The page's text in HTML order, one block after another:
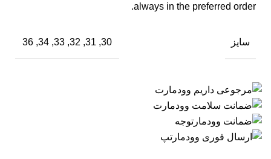
always in the preferred order.
سایز 30, 31, 32, 33, 34, 36